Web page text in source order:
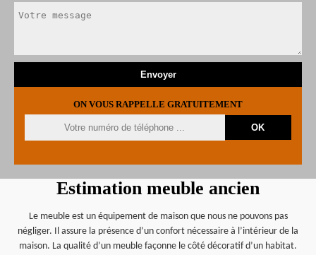
ON VOUS RAPPELLE GRATUITEMENT
Estimation meuble ancien
Le meuble est un équipement de maison que nous ne pouvons pas
négliger. Il assure la présence d’un confort nécessaire à l’intérieur de la
maison. La qualité d’un meuble façonne le côté décoratif d’un habitat.